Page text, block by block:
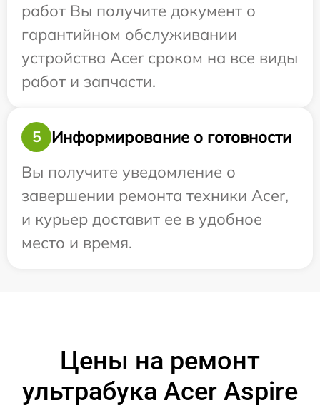
работ Вы получите документ о
гарантийном обслуживании
устройства Acer сроком на все виды
работ и запчасти.
5
Информирование о готовности
Вы получите уведомление о
завершении ремонта техники Acer,
и курьер доставит ее в удобное
место и время.
Цены на ремонт
ультрабука Acer Aspire